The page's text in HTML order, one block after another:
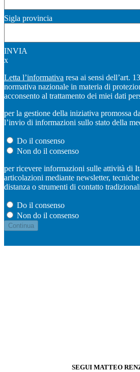
Sigla provincia
INVIA
x
Letta l’informativa resa ai sensi dell’art.
normativa nazionale in materia di
acconsento al trattamento dei miei dati
per la gestione della iniziativa promossa
l’invio di informazioni sullo stato della
Do il consenso
Non do il consenso
per ricevere informazioni sulle attività di
articolazioni mediante newsletter,
distanza o strumenti di contatto tradizionali
Do il consenso
Non do il consenso
SEGUI MATTEO